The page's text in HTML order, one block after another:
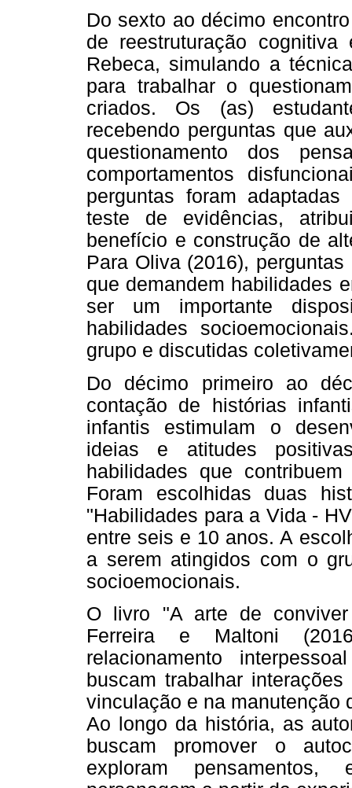
Do sexto ao décimo
de reestruturação
Rebeca, simulando a
para trabalhar o
criados. Os (as)
recebendo perguntas que
questionamento dos
comportamentos
perguntas foram
teste de evidências,
benefício e construção de
Para Oliva (2016),
que demandem habilidades
ser um importante
habilidades
grupo e discutidas
Do décimo primeiro ao
contação de histórias
infantis estimulam o
ideias e atitudes
habilidades que
Foram escolhidas duas
"Habilidades para a Vida -
entre seis e 10 anos. A
a serem atingidos com o
socioemocionais.
O livro "A arte de
Ferreira e Maltoni
relacionamento
buscam trabalhar
vinculação e na manutenção
Ao longo da história, as
buscam promover o
exploram